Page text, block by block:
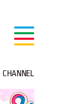
CHANNEL